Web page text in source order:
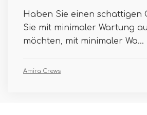
Haben Sie einen schattigen
Sie mit minimaler Wartung
möchten, mit minimaler Wa...
Amira Crews